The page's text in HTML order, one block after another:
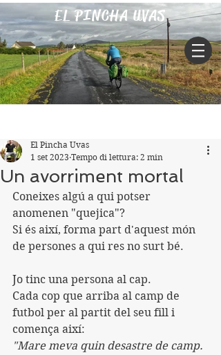
EL PINCHA UVAS
Un avorriment mortal
El Pincha Uvas
1 set 2023 Tempo di lettura: 2 min
Coneixes algú a qui potser
anomenen "quejica"?
Si és així, forma part d'aquest món
de persones a qui res no surt bé.
Jo tinc una persona al cap.
Cada cop que arriba al camp de
futbol per al partit del seu fill i
comença així:
"Mare meva quin desastre de camp.